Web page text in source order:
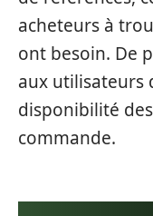
acheteurs à
ont besoin. De
aux utilisateurs
disponibilité
commande.